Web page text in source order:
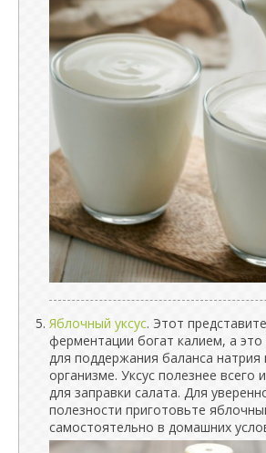
Яблочный уксус. Этот
ферментации богат калием, а
для поддержания баланса натрия
организме. Уксус полезнее всего
для заправки салата. Для
полезности приготовьте
самостоятельно в домашних